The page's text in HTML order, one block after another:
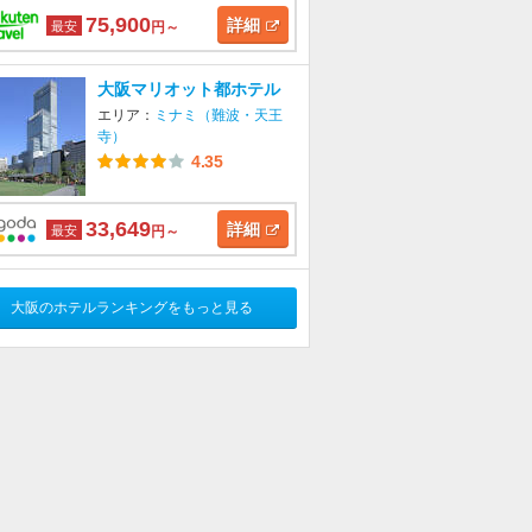
最安 75,900円～ 詳細
大阪マリオット都ホテル
エリア： ミナミ（難波・天王
寺）
4.35
最安 33,649円～ 詳細
大阪のホテルランキングをもっと見る